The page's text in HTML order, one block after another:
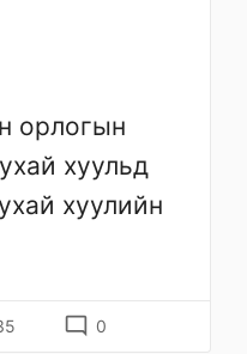
орлогын
хуульд
хуулийн
mode_comment 0